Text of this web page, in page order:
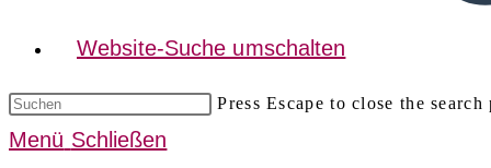
Website-Suche umschalten
Press Escape to close the search
Menü Schließen